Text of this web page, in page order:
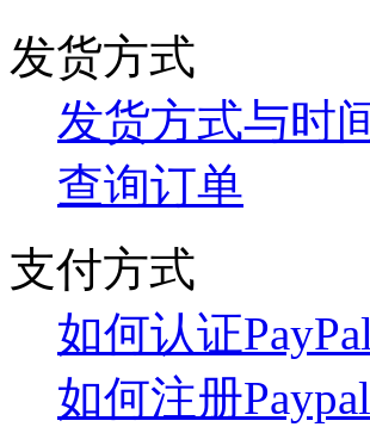
发货方式
发货方式与时
查询订单
支付方式
如何认证PayPal
如何注册Paypal